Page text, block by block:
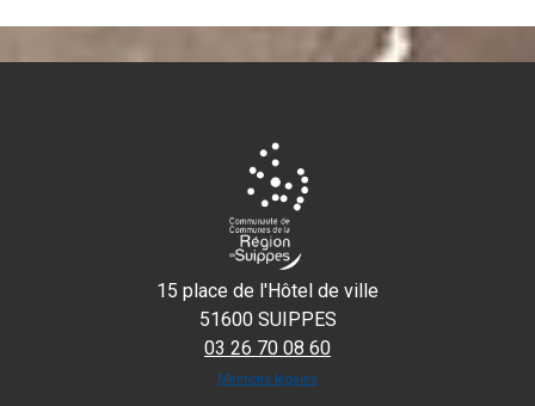
15 place de l'Hôtel de ville
51600 SUIPPES
03 26 70 08 60
Mentions légales